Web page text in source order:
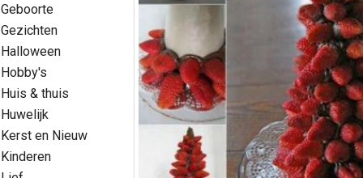
Geboorte
Gezichten
Halloween
Hobby's
Huis & thuis
Huwelijk
Kerst en Nieuw
Kinderen